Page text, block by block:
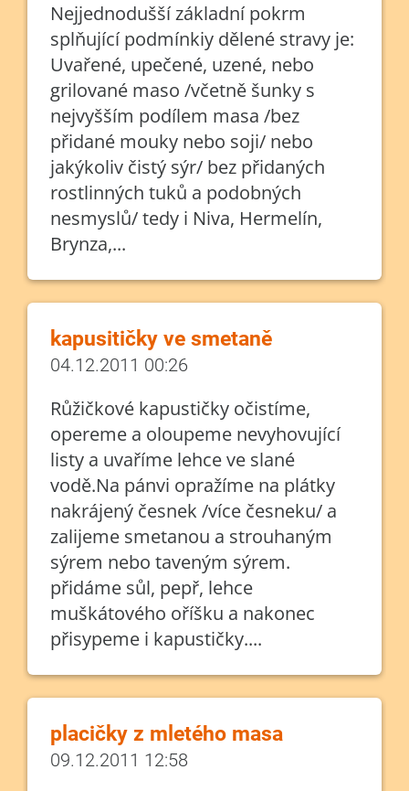
Nejjednodušší základní pokrm
splňující podmínkiy dělené stravy je:
Uvařené, upečené, uzené, nebo
grilované maso /včetně šunky s
nejvyšším podílem masa /bez
přidané mouky nebo soji/ nebo
jakýkoliv čistý sýr/ bez přidaných
rostlinných tuků a podobných
nesmyslů/ tedy i Niva, Hermelín,
Brynza,...
kapusitičky ve smetaně
04.12.2011 00:26
Růžičkové kapustičky očistíme,
opereme a oloupeme nevyhovující
listy a uvaříme lehce ve slané
vodě.Na pánvi opražíme na plátky
nakrájený česnek /více česneku/ a
zalijeme smetanou a strouhaným
sýrem nebo taveným sýrem.
přidáme sůl, pepř, lehce
muškátového oříšku a nakonec
přisypeme i kapustičky....
placičky z mletého masa
09.12.2011 12:58